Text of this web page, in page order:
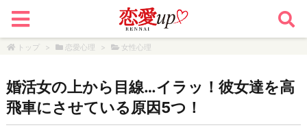
トップ > 恋愛心理 > 女性心理
婚活女の上から目線…イラッ！彼女達を高
飛車にさせている原因5つ！